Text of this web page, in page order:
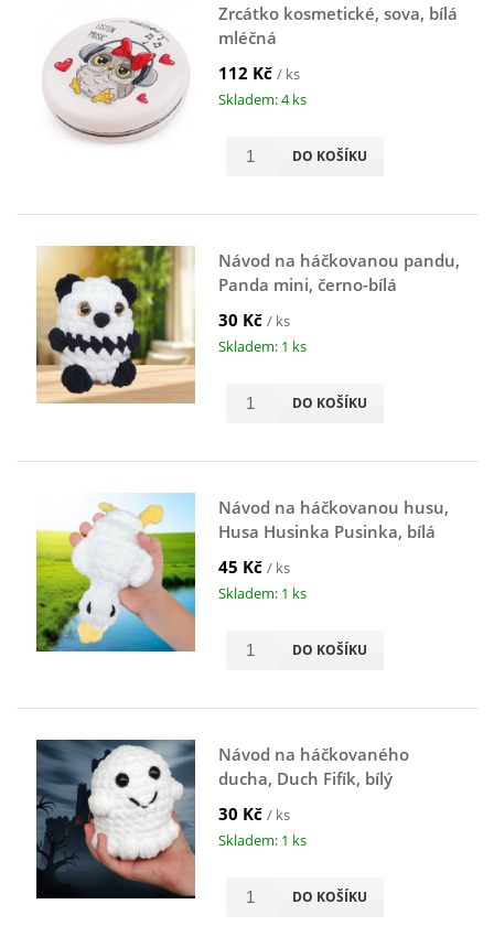
Zrcátko kosmetické, sova, bílá
mléčná
112 Kč / ks
Skladem: 4 ks
DO KOŠÍKU
Návod na háčkovanou pandu,
Panda mini, černo-bílá
30 Kč / ks
Skladem: 1 ks
DO KOŠÍKU
Návod na háčkovanou husu,
Husa Husinka Pusinka, bílá
45 Kč / ks
Skladem: 1 ks
DO KOŠÍKU
Návod na háčkovaného
ducha, Duch Fifík, bílý
30 Kč / ks
Skladem: 1 ks
DO KOŠÍKU